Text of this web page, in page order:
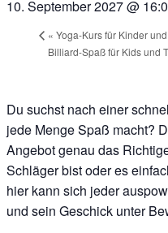
10. September 2027 @
« Yoga-Kurs für Kinder
Billiard-Spaß für Kids und
Du suchst nach einer
jede Menge Spaß macht?
Angebot genau das
Schläger bist oder es
hier kann sich jeder
und sein Geschick unter